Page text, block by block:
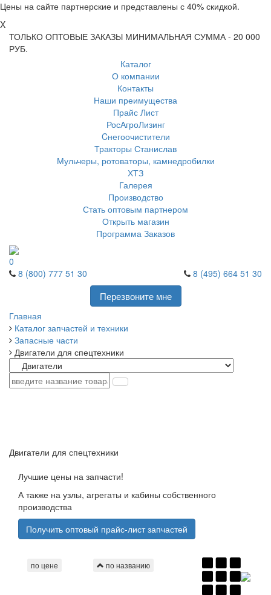
Цены на сайте партнерские и представлены с 40% скидкой.
X
ТОЛЬКО ОПТОВЫЕ ЗАКАЗЫ МИНИМАЛЬНАЯ СУММА - 20 000
РУБ.
Каталог
О компании
Контакты
Наши преимущества
Прайс Лист
РосАгроЛизинг
Cнегоочистители
Тракторы Станислав
Мульчеры, ротоваторы, камнедробилки
ХТЗ
Галерея
Производство
Стать оптовым партнером
Открыть магазин
Программа Заказов
0
8 (800) 777 51 30
8 (495) 664 51 30
Перезвоните мне
Главная
Каталог запчастей и техники
Запасные части
Двигатели для спецтехники
Двигатели для спецтехники
Лучшие цены на запчасти!
А также на узлы, агрегаты и кабины собственного
производства
Получить оптовый прайс-лист запчастей
поцене поназванию